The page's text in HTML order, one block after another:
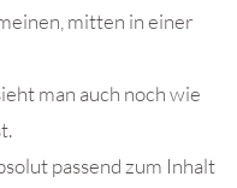
mitten in einer
man auch noch wie
passend zum Inhalt